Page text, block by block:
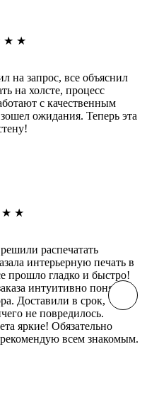
★ ★
на запрос, все объяснил
на холсте, процесс
с качественным
ожидания. Теперь эта
★ ★
распечатать
интерьерную печать в
прошло гладко и быстро!
интуитивно понятен,
Доставили в срок,
не повредилось.
яркие! Обязательно
всем знакомым.